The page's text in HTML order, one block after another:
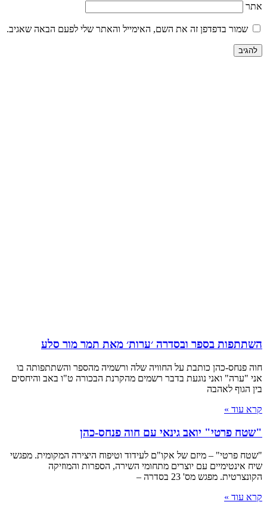
אתר
שמור בדפדפן זה את השם, האימייל והאתר שלי לפעם הבאה שאגיב.
השתתפות בספר ובסדרה ׳ערות׳ מאת תמר מור סלע
חוה פנחס-כהן כותבת על החוויה שלה ורשמיה מהספר והשתתפותה בו
אני "ערה" ואני נוגעת בדבר רשמים מהקרנת הבכורה ט"ו באב והיחסים
בין הגוף לאהבה
קרא עוד »
"שטח פרטי" יואב גינאי עם חוה פנחס-כהן
"שטח פרטי" – מיזם של אקו"ם לעידוד וטיפוח היצירה המקומית. מפגשי
שיח אינטימיים עם יוצרים מתחומי השירה, הספרות והמוזיקה
הקונצרטית. מפגש מס' 23 בסדרה –
קרא עוד »